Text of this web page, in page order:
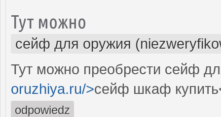
Тут можно
сейф для оружия
Тут можно преобрести сейф
oruzhiya.ru/>сейф шкаф
odpowiedz